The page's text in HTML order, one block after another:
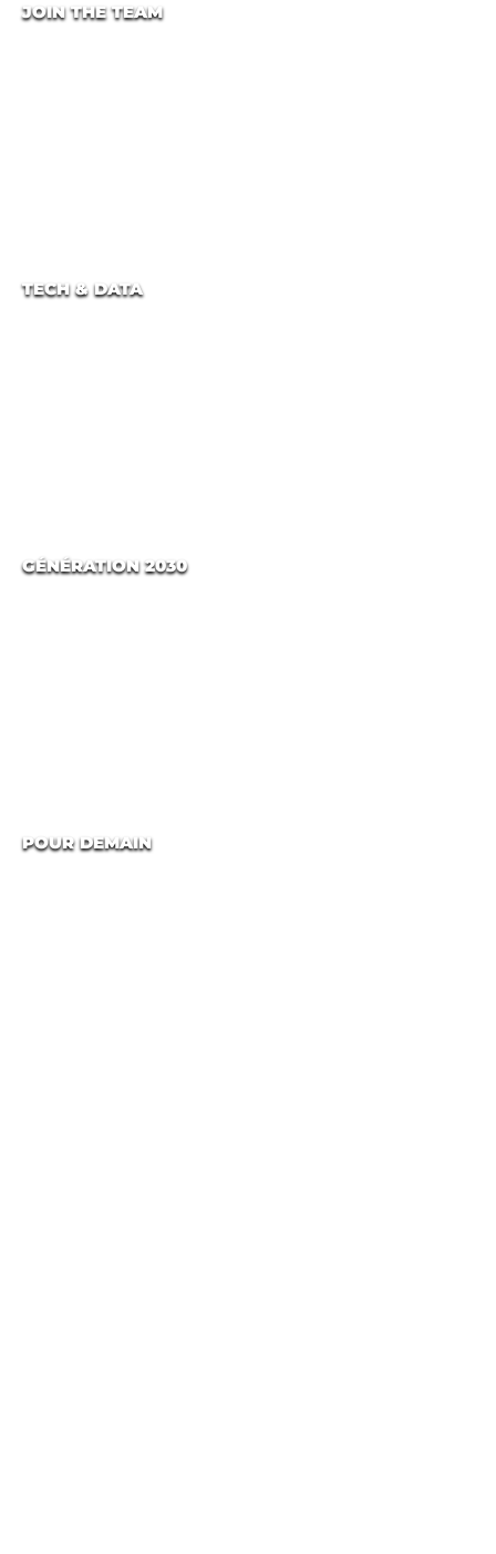
JOIN THE TEAM
TECH & DATA
GÉNÉRATION 2030
POUR DEMAIN